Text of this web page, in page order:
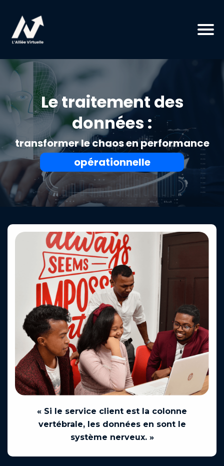
Le traitement des
données :
transformer le chaos en performance
opérationnelle
« Si le service client est la colonne
vertébrale, les données en sont le
système nerveux. »